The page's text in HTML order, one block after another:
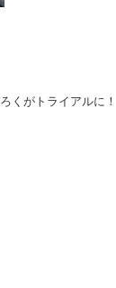
ろくがトライアルに！